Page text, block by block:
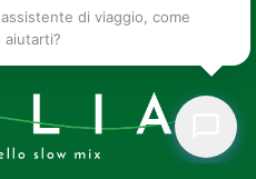
di viaggio, come
aiutarti?